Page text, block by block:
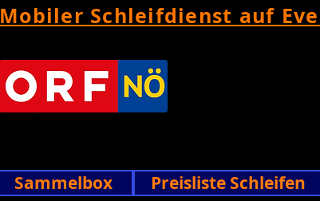
Mobiler Schleifdienst auf
Sammelbox Preisliste Schleifen